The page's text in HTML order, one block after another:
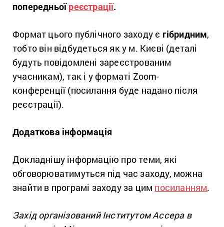
попередньоїреєстрації.
Формат цього публічного заходу є гібридним,
тобто він відбудеться як у м. Києві (деталі
будуть повідомлені зареєстрованим
учасникам), так і у форматі Zoom-
конференції (посилання буде надано після
реєстрації).
Додаткова інформація
Докладнішу інформацію про теми, які
обговорюватимуться під час заходу, можна
знайти в програмі заходу за цим посиланням.
Захід організований Інститутом Ассера в